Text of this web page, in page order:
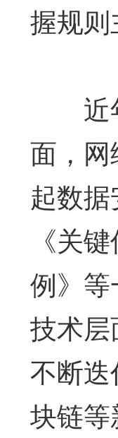
握规则
近年
面，
起数
《关
例》
技术
不断
块链